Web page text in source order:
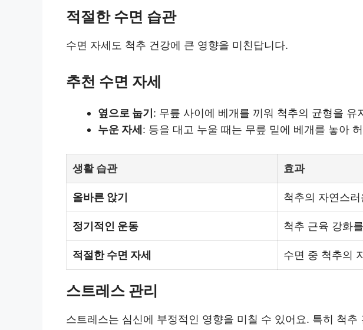
적절한 수면 습관
수면 자세도 척추 건강에 큰 영향을 미친답니다.
추천 수면 자세
옆으로 눕기: 무릎 사이에 베개를 끼워 척추의 균형을 유
누운 자세: 등을 대고 누울 때는 무릎 밑에 베개를 놓아
생활 습관 효과
올바른 앉기 척추의 자연스
정기적인 운동 척추 근육 강화
적절한 수면 자세 수면 중 척추의
스트레스 관리
스트레스는 심신에 부정적인 영향을 미칠 수 있어요. 특히 척